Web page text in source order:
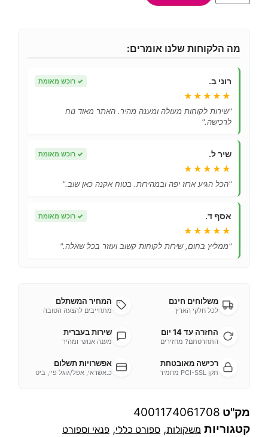
מה הלקוחות שלנו אומרים:
רוני ב. ✓ רוכש מאומת
★★★★★
"שירות לקוחות מעולה ומענה מהיר. האתר מאוד נוח
לרכישה."
שיר ל. ✓ רוכש מאומת
★★★★★
"הכל הגיע ארוז יפה ובמהירות. בטוח אקנה כאן שוב."
אסף ד. ✓ רוכש מאומת
★★★★★
"ממליץ בחום, שירות לקוחות קשוב ועוזר בכל שאלה."
משלוחים חינם
לכל חלקי הארץ
המחיר המשתלם
מתחייבים להצעה הטובה
החזרה עד 14 יום
התחרטתם? מחזירים
שירות בעברית
מענה אנושי ומהיר
רכישה מאובטחת
תקן PCI-SSL מחמיר
אפשרויות תשלום
כ.אשראי, אפל/גוגל פיי, ביט
מק"ט 4001174061708
קטגוריות משקולות, ספורט כללי, פנאי וספורט